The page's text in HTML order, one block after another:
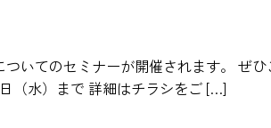
いてのセミナーが開催されます。 ぜ
（水）まで 詳細はチラシをご […]